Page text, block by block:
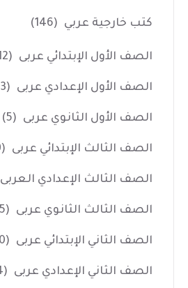
كتب خارجية عربي (146)
الصف الأول الإبتدائي عربى (12)
الصف الأول الإعدادي عربى (13)
الصف الأول الثانوي عربى (5)
الصف الثالث الإبتدائي عربى (9)
الصف الثالث الإعدادي العربى
الصف الثالث الثانوي عربى (35)
الصف الثاني الإبتدائي عربى (10)
الصف الثاني الإعدادي عربى (14)